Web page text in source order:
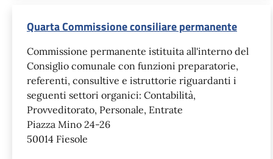
Quarta Commissione consiliare permanente
Commissione permanente istituita all'interno del
Consiglio comunale con funzioni preparatorie,
referenti, consultive e istruttorie riguardanti i
seguenti settori organici: Contabilità,
Provveditorato, Personale, Entrate
Piazza Mino 24-26
50014 Fiesole